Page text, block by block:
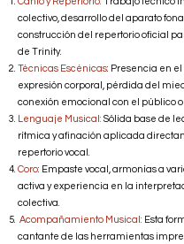
colectivo, desarrollo del aparato
construcción del repertorio oficial
de Trinity.
Técnicas Escénicas: Presencia en
expresión corporal, pérdida del
conexión emocional con el público
Lenguaje Musical: Sólida base de
rítmica y afinación aplicada
repertorio vocal.
Coro: Empaste vocal, armonías a
activa y experiencia en la
colectiva.
Acompañamiento Musical: Esta
cantante de las herramientas